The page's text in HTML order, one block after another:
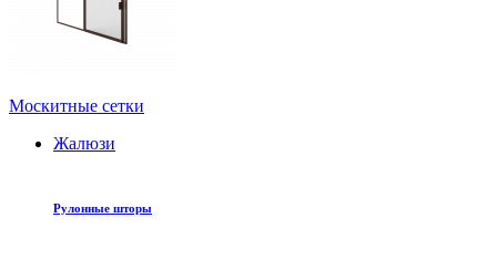
Москитные сетки
Жалюзи
Рулонные шторы